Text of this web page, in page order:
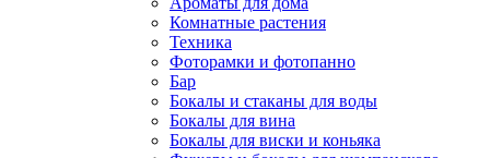
Комнатные растения
Техника
Фоторамки и фотопанно
Бар
Бокалы и стаканы для воды
Бокалы для вина
Бокалы для виски и коньяка